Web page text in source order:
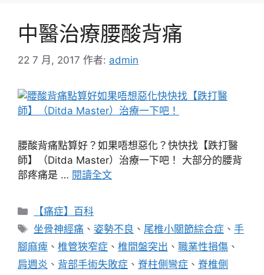
中醫治療腰酸背痛
22 7 月, 2017 作者: admin
腰酸背痛點算好？如果唔想惡化？快快找【跌打醫
師】（Ditda Master）治療一下吧！ 大部分的腰背
部疼痛是 … 閱讀全文
分
類
【痛症】百科
標
籤
坐骨神經痛 、姿勢不良 、 尾椎小關節綜合症 、手
腳麻痺 、 椎管狹窄症 、 椎間盤突出 、 職業性損傷 、
肩週炎 、 背部手術失敗症 、 脊柱側彎症 、 脊椎側